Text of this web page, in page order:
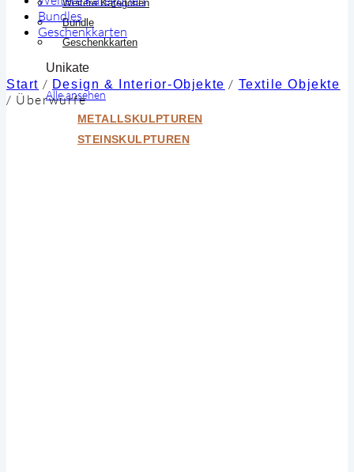
Weitere Kategorien
Bundle
Geschenkkarten
Unikate
Alle ansehen
METALLSKULPTUREN
STEINSKULPTUREN
Bundles
Geschenkkarten
Start / Design & Interior-Objekte / Textile Objekte
/ Überwürfe